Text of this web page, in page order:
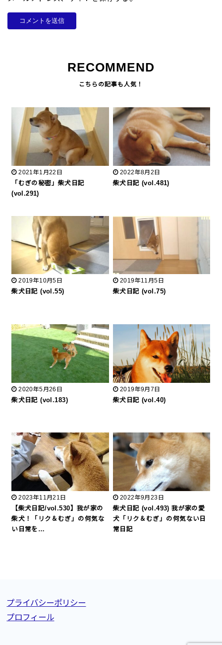
RECOMMEND
2021年1月22日
「むぎの秘密」柴犬日記
(vol.291)
2022年8月2日
柴犬日記 (vol.481)
2019年10月5日
柴犬日記 (vol.55)
2019年11月5日
柴犬日記 (vol.75)
2020年5月26日
柴犬日記 (vol.183)
2019年9月7日
柴犬日記 (vol.40)
2023年11月21日
【柴犬日記/vol.530】我が家の
柴犬！「リク＆むぎ」の何気な
い日常を…
2022年9月23日
柴犬日記 (vol.493) 我が家の愛
犬「リク＆むぎ」の何気ない日
常日記
プライバシーポリシー
プロフィール